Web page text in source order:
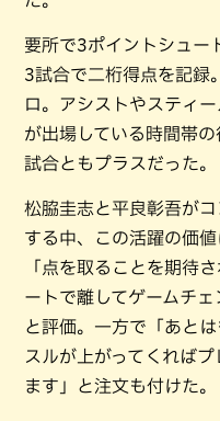
要所で3ポイントシュー
3試合で二桁得点を記録
ロ。アシストやスティ
が出場している時間帯
試合ともプラスだった。
松脇圭志と平良彰吾が
する中、この活躍の価
「点を取ることを期待
ートで離してゲームチェ
と評価。一方で「あと
スルが上がってくれば
ます」と注文も付けた。